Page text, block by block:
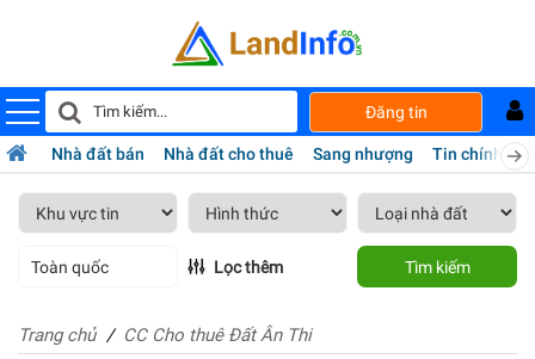
Đăng tin
Nhà đất bán Nhà đất cho thuê Sang nhượng Tin chính chủ
Toàn quốc Lọc thêm Tìm kiếm
Trang chủ CC Cho thuê Đất Ân Thi